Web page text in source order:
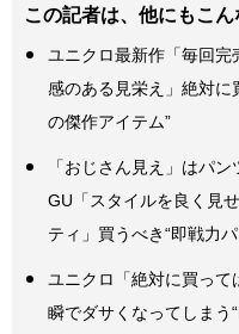
この記者は、他にもこ
ユニクロ最新作「毎回完
感のある見栄え」絶対に
の傑作アイテム”
「おじさん見え」はパ
GU「スタイルを良く見
ティ」買うべき“即戦力
ユニクロ「絶対に買っ
瞬でダサくなってしまう